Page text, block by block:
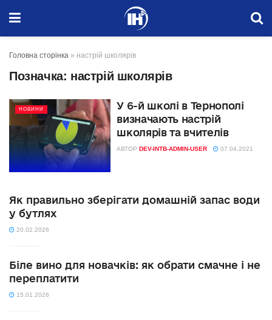
Головна сторінка » настрій школярів
Позначка: настрій школярів
НОВИНИ
У 6-й школі в Тернополі
визначають настрій
школярів та вчителів
АВТОР DEV-INTB-ADMIN-USER 07.04.2021
Як правильно зберігати домашній запас води
у бутлях
20.02.2026
Біле вино для новачків: як обрати смачне і не
переплатити
15.01.2026